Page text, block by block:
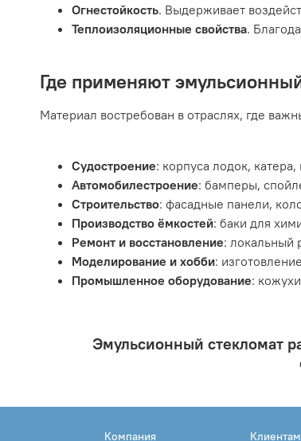
Огнестойкость. Выдерживает
Теплоизоляционные свойства.
Где применяют
Материал востребован в отраслях, где
Судостроение: корпуса лодок,
Автомобилестроение: бамперы,
Строительство: фасадные панели,
Производство ёмкостей: баки для
Ремонт и восстановление: локальный
Моделирование и хобби:
Промышленное оборудование:
Эмульсионный стекломат
Компания Клиентам